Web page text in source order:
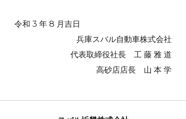
令和 3 年 8 月吉日
兵庫スバル自動車株式会社
代表取締役社長 工 藤 雅 道
高砂店店長 山 本 学